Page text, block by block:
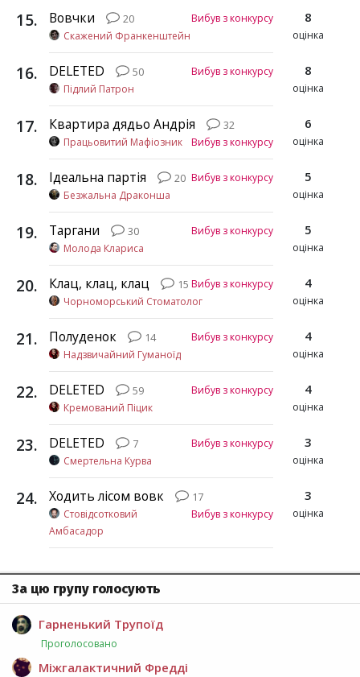
15. Вовчки 20
Вибув з конкурсу
Скажений Франкенштейн
8
оцінка
16. DELETED 50
Вибув з конкурсу
Підлий Патрон
8
оцінка
17. Квартира дядьо Андрія
32
Вибув з конкурсу
Працьовитий Мафіозник
6
оцінка
18. Ідеальна партія 20 Вибув з конкурсу
Безжальна Драконша
5
оцінка
19. Таргани 30
Вибув з конкурсу
Молода Клариса
5
оцінка
20. Клац, клац, клац 15 Вибув з конкурсу
Чорноморський Стоматолог
4
оцінка
21. Полуденок 14
Вибув з конкурсу
Надзвичайний Гуманоїд
4
оцінка
22. DELETED 59
Вибув з конкурсу
Кремований Піцик
4
оцінка
23. DELETED 7
Вибув з конкурсу
Смертельна Курва
3
оцінка
24. Ходить лісом вовк
17
Вибув з конкурсу
Стовідсотковий
Амбасадор
3
оцінка
За цю групу голосують
Гарненький Трупоїд
Проголосовано
Міжгалактичний Фредді